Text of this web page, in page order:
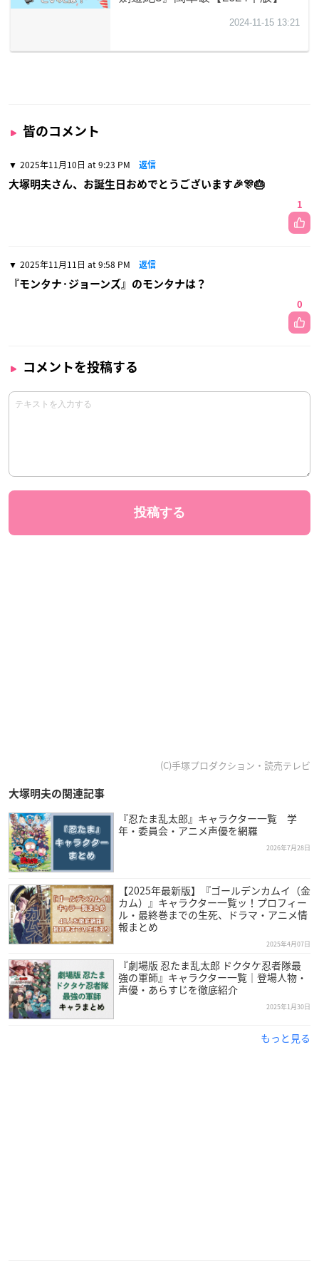
皆のコメント
2025年11月10日 at 9:23 PM 返信
大塚明夫さん、お誕生日おめでとうございます🎉🎊🎂
1
2025年11月11日 at 9:58 PM 返信
『モンタナ·ジョーンズ』のモンタナは？
0
コメントを投稿する
(C)手塚プロダクション・読売テレビ
大塚明夫の関連記事
『忍たま乱太郎』キャラクター一覧 学
年・委員会・アニメ声優を網羅
2026年7月28日
【2025年最新版】『ゴールデンカムイ（金
カム）』キャラクター一覧ッ！プロフィー
ル・最終巻までの生死、ドラマ・アニメ情
報まとめ
2025年4月07日
『劇場版 忍たま乱太郎 ドクタケ忍者隊最
強の軍師』キャラクター一覧｜登場人物・
声優・あらすじを徹底紹介
2025年1月30日
もっと見る